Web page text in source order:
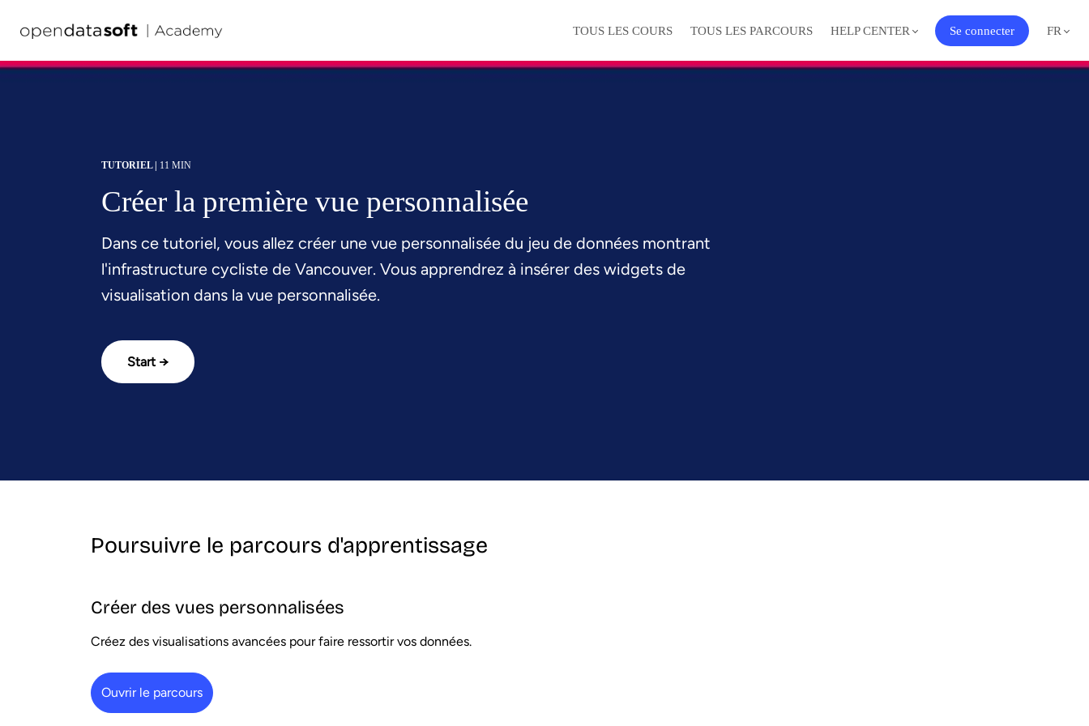
TOUS LES COURS TOUS LES PARCOURS HELP CENTER Se connecter FR
TUTORIEL | 11 MIN
Créer la première vue personnalisée
Dans ce tutoriel, vous allez créer une vue personnalisée du jeu de données montrant
l'infrastructure cycliste de Vancouver. Vous apprendrez à insérer des widgets de
visualisation dans la vue personnalisée.
Start →
Poursuivre le parcours d'apprentissage
Créer des vues personnalisées
Créez des visualisations avancées pour faire ressortir vos données.
Ouvrir le parcours